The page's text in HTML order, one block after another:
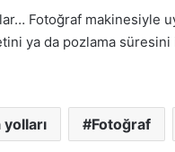
Fotoğraf makinesiyle
ya da pozlama süresini
Fotoğraf